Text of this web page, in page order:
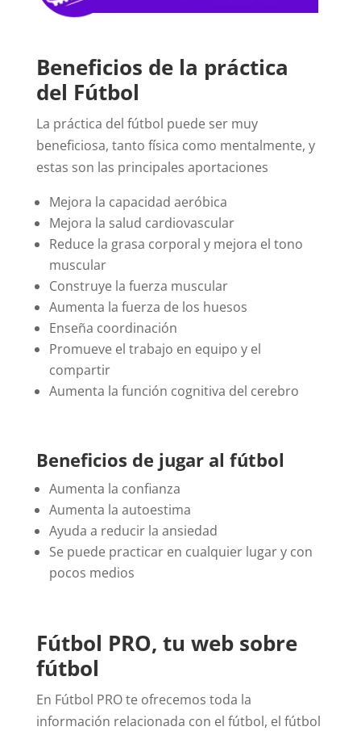
Beneficios de la práctica
del Fútbol
La práctica del fútbol puede ser muy
beneficiosa, tanto física como mentalmente, y
estas son las principales aportaciones
Mejora la capacidad aeróbica
Mejora la salud cardiovascular
Reduce la grasa corporal y mejora el tono
muscular
Construye la fuerza muscular
Aumenta la fuerza de los huesos
Enseña coordinación
Promueve el trabajo en equipo y el
compartir
Aumenta la función cognitiva del cerebro
Beneficios de jugar al fútbol
Aumenta la confianza
Aumenta la autoestima
Ayuda a reducir la ansiedad
Se puede practicar en cualquier lugar y con
pocos medios
Fútbol PRO, tu web sobre
fútbol
En Fútbol PRO te ofrecemos toda la
información relacionada con el fútbol, el fútbol